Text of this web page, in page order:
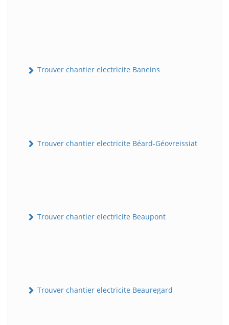
Trouver chantier electricite Baneins
Trouver chantier electricite Béard-Géovreissiat
Trouver chantier electricite Beaupont
Trouver chantier electricite Beauregard